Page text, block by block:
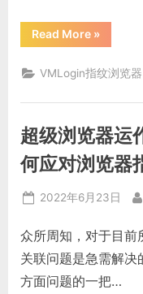
Read More“多
开
览
器
什
可
以
在
一
台
脑
上
录
多
ins
号
»
VMLogin指纹浏览器
超级浏览器运
何应对浏览器
Posted
2022年6月23日
众所周知，对于目前
关联问题是急需解
方面问题的一把…